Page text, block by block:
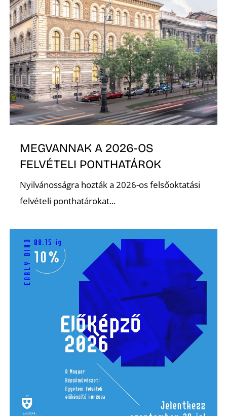
MEGVANNAK A 2026-OS
FELVÉTELI PONTHATÁROK
Nyilvánosságra hozták a 2026-os felsőoktatási
felvételi ponthatárokat...